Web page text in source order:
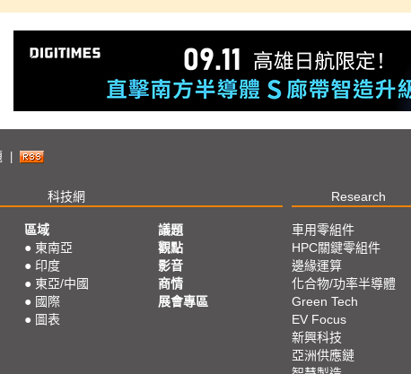
科技網 Research
區域
● 東南亞
● 印度
● 東亞/中國
● 國際
● 圖表
議題
觀點
影音
商情
展會專區
車用零組件
HPC關鍵零組件
邊緣運算
化合物/功率半導體
Green Tech
EV Focus
新興科技
亞洲供應鏈